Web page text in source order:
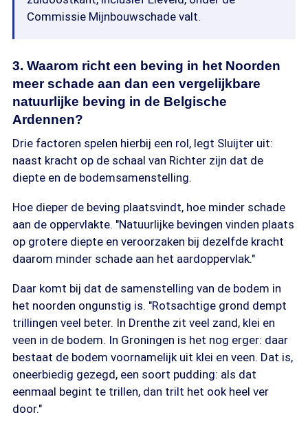
Commissie Mijnbouwschade valt.
3. Waarom richt een beving in het Noorden
meer schade aan dan een vergelijkbare
natuurlijke beving in de Belgische
Ardennen?
Drie factoren spelen hierbij een rol, legt Sluijter uit:
naast kracht op de schaal van Richter zijn dat de
diepte en de bodemsamenstelling.
Hoe dieper de beving plaatsvindt, hoe minder schade
aan de oppervlakte. "Natuurlijke bevingen vinden plaats
op grotere diepte en veroorzaken bij dezelfde kracht
daarom minder schade aan het aardoppervlak."
Daar komt bij dat de samenstelling van de bodem in
het noorden ongunstig is. "Rotsachtige grond dempt
trillingen veel beter. In Drenthe zit veel zand, klei en
veen in de bodem. In Groningen is het nog erger: daar
bestaat de bodem voornamelijk uit klei en veen. Dat is,
oneerbiedig gezegd, een soort pudding: als dat
eenmaal begint te trillen, dan trilt het ook heel ver
door."